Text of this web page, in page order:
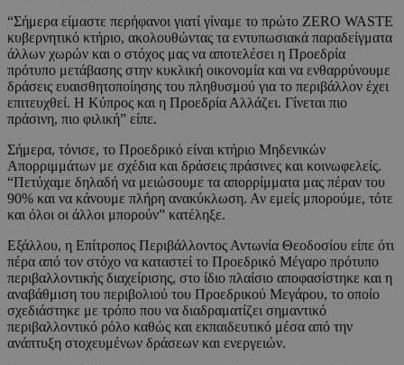
“Σήμερα είμαστε περήφανοι γιατί γίναμε το πρώτο ZERO WASTE
κυβερνητικό κτήριο, ακολουθώντας τα εντυπωσιακά παραδείγματα
άλλων χωρών και ο στόχος μας να αποτελέσει η Προεδρία
πρότυπο μετάβασης στην κυκλική οικονομία και να ενθαρρύνουμε
δράσεις ευαισθητοποίησης του πληθυσμού για το περιβάλλον έχει
επιτευχθεί. Η Κύπρος και η Προεδρία Αλλάζει. Γίνεται πιο
πράσινη, πιο φιλική” είπε.
Σήμερα, τόνισε, το Προεδρικό είναι κτήριο Μηδενικών
Απορριμμάτων με σχέδια και δράσεις πράσινες και κοινωφελείς.
“Πετύχαμε δηλαδή να μειώσουμε τα απορρίμματα μας πέραν του
90% και να κάνουμε πλήρη ανακύκλωση. Αν εμείς μπορούμε, τότε
και όλοι οι άλλοι μπορούν” κατέληξε.
Εξάλλου, η Επίτροπος Περιβάλλοντος Αντωνία Θεοδοσίου είπε ότι
πέρα από τον στόχο να καταστεί το Προεδρικό Μέγαρο πρότυπο
περιβαλλοντικής διαχείρισης, στο ίδιο πλαίσιο αποφασίστηκε και η
αναβάθμιση του περιβολιού του Προεδρικού Μεγάρου, το οποίο
σχεδιάστηκε με τρόπο που να διαδραματίζει σημαντικό
περιβαλλοντικό ρόλο καθώς και εκπαιδευτικό μέσα από την
ανάπτυξη στοχευμένων δράσεων και ενεργειών.